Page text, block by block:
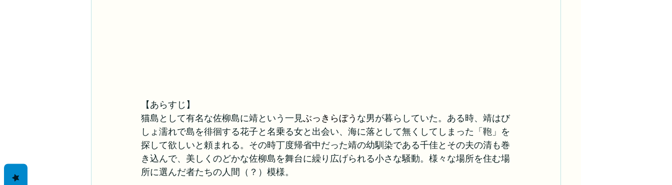
【あらすじ】
猫島として有名な佐柳島に靖という一見ぶっきらぼう な男が暮らしていた。ある時、靖はび
しょ濡れで島を徘徊する花子と名乗る女と出会い、海に落として無くしてしまった「鞄」を
探して欲しいと頼まれる。その時丁度帰省中だった靖の幼馴染である千佳とその夫の清も巻
き込んで、美しくのどかな佐柳島を舞台に繰り広げられる小さな騒動。様々な場所を住む場
所に選んだ者たちの人間（？）模様。